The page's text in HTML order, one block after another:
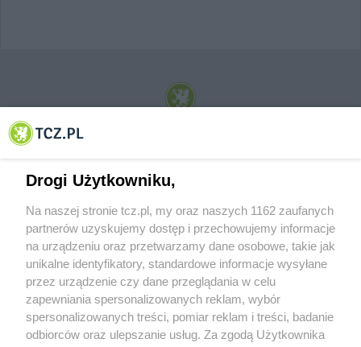
© 2001-2026 Tczew - TCZ.PL Sp. z o.o. Internetowy Serwis Informacyjny Miasta
O FIRMIE POLITYKA PRYWATNOŚCI HOSTING
REKLAMA WSPÓŁPRACA RSS FACEBOOK KONTAKT
Drogi Użytkowniku,
Na naszej stronie tcz.pl, my oraz naszych 1162 zaufanych
partnerów uzyskujemy dostęp i przechowujemy informacje
na urządzeniu oraz przetwarzamy dane osobowe, takie jak
unikalne identyfikatory, standardowe informacje wysyłane
przez urządzenie czy dane przeglądania w celu
zapewniania spersonalizowanych reklam, wybór
spersonalizowanych treści, pomiar reklam i treści, badanie
odbiorców oraz ulepszanie usług. Za zgodą Użytkownika